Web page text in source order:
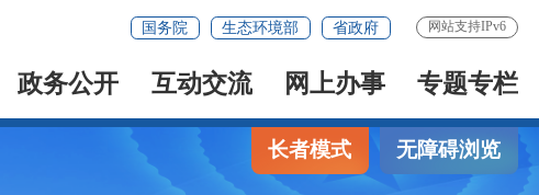
国务院 生态环境部 省政府 网站支持IPv6
政务公开 互动交流 网上办事 专题专栏
长者模式 无障碍浏览